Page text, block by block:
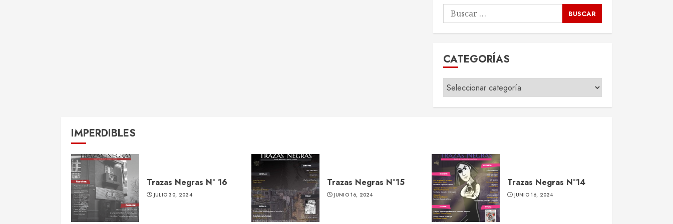
Buscar
por:
CATEGORÍAS
Categorías
IMPERDIBLES
Trazas Negras N° 16
JULIO 30, 2024
Trazas Negras N°15
JUNIO 16, 2024
Trazas Negras N°14
JUNIO 16, 2024